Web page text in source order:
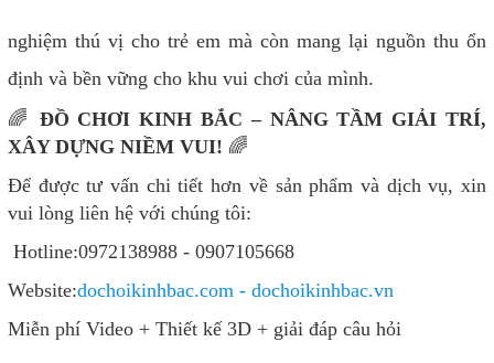
nghiệm thú vị cho trẻ em mà còn mang lại nguồn thu ổn
định và bền vững cho khu vui chơi của mình.
🌈 ĐỒ CHƠI KINH BẮC – NÂNG TẦM GIẢI TRÍ,
XÂY DỰNG NIỀM VUI! 🌈
Để được tư vấn chi tiết hơn về sản phẩm và dịch vụ, xin
vui lòng liên hệ với chúng tôi:
Hotline:0972138988 - 0907105668
Website:dochoikinhbac.com - dochoikinhbac.vn
Miễn phí Video + Thiết kế 3D + giải đáp câu hỏi